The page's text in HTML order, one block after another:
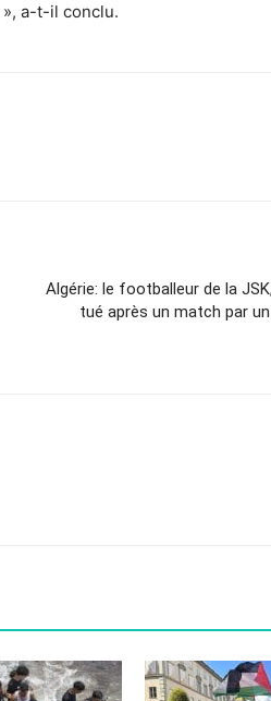
», a-t-il conclu.
Algérie: le footballeur de la
tué après un match par